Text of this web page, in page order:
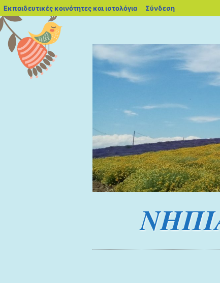
Εκπαιδευτικές κοινότητες και ιστολόγια blogs.sch.gr
Σύνδεση